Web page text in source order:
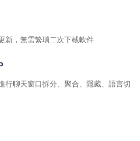
新，無需繁瑣二次下載軟件
行聊天窗口拆分、聚合、隱藏、語言切